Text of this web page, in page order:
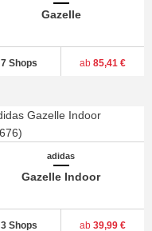
Gazelle
7 Shops ab85,41 €
adidas
Gazelle Indoor
3 Shops ab39,99 €